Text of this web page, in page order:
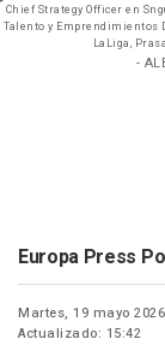
Chief Strategy Officer en
Talento y Emprendimientos
LaLiga,
-
Europa Press
Martes, 19 mayo 2026
Actualizado: 15:42